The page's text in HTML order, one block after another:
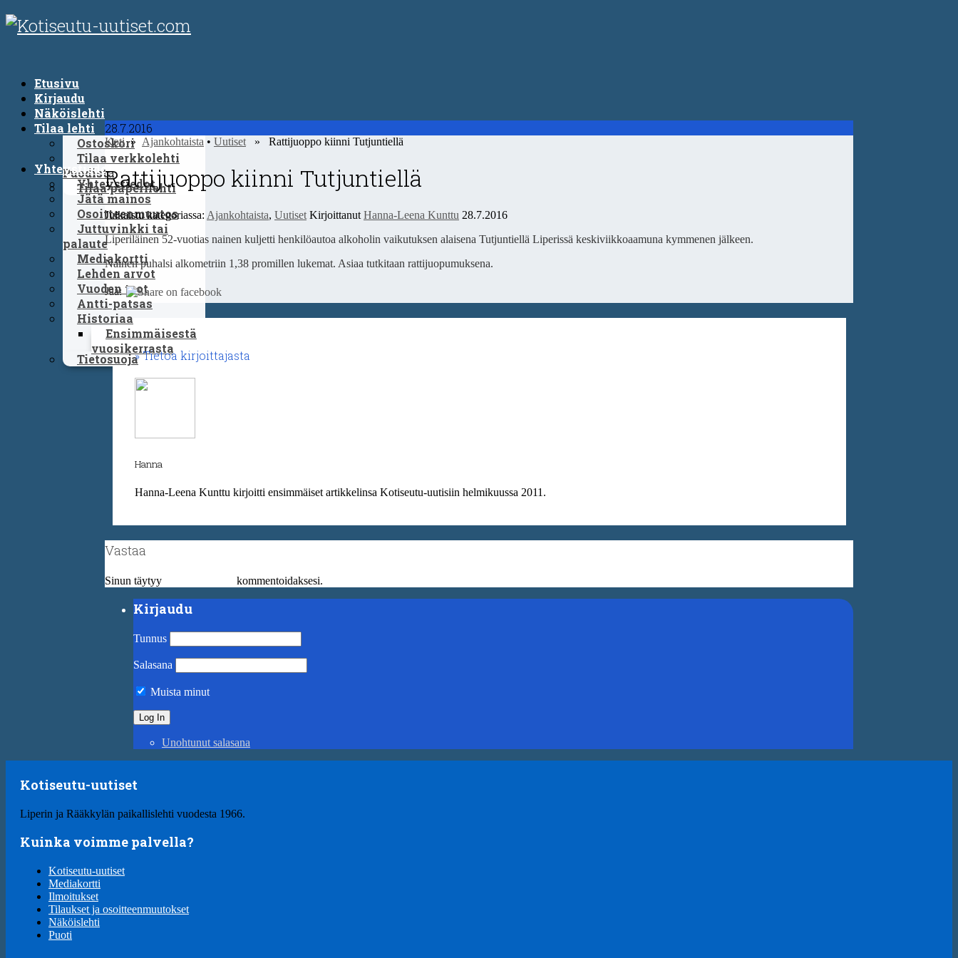
Etusivu
Kirjaudu
Näköislehti
Tilaa lehti
Ostoskori
Tilaa verkkolehti
Puodista
Tilaa paperilehti
Yhteystiedot
Yhteystiedot
Jätä mainos
Osoitteenmuutos
Juttuvinkki tai
palaute
Mediakortti
Lehden arvot
Vuoden teot
Antti-patsas
Historiaa
Ensimmäisestä
vuosikerrasta
Tietosuoja
28.7.2016
Koti» Ajankohtaista • Uutiset » Rattijuoppo kiinni Tutjuntiellä
Rattijuoppo kiinni Tutjuntiellä
Julkaistu kategoriassa: Ajankohtaista, Uutiset Kirjoittanut Hanna-Leena Kunttu 28.7.2016
Liperiläinen 52-vuotias nainen kuljetti henkilöautoa alkoholin vaikutuksen alaisena Tutjuntiellä Liperissä keskiviikkoaamuna kymmenen jälkeen.
Nainen puhalsi alkometriin 1,38 promillen lukemat. Asiaa tutkitaan rattijuopumuksena.
Jaa:
Tietoa kirjoittajasta
Hanna
Hanna-Leena Kunttu kirjoitti ensimmäiset artikkelinsa Kotiseutu-uutisiin helmikuussa 2011.
Vastaa
Sinun täytyy kommentoidaksesi.
Kirjaudu
Tunnus
Salasana
Muista minut
Unohtunut salasana
Kotiseutu-uutiset
Liperin ja Rääkkylän paikallislehti vuodesta 1966.
Kuinka voimme palvella?
Kotiseutu-uutiset
Mediakortti
Ilmoitukset
Tilaukset ja osoitteenmuutokset
Näköislehti
Puoti